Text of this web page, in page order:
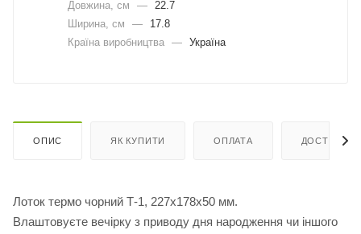
Довжина, cм
—
22.7
Ширина, cм
—
17.8
Країна виробництва — Україна
ОПИС ЯК КУПИТИ ОПЛАТА ДОСТАВКА
Лоток термо чорний Т-1, 227х178х50 мм.
Влаштовуєте вечірку з приводу дня народження чи іншого